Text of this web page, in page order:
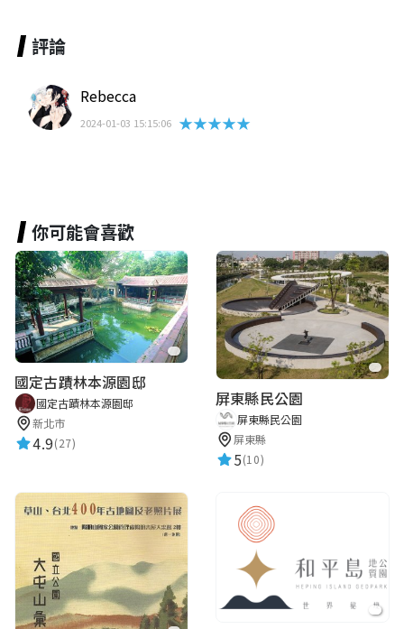
評論
Rebecca
2024-01-03 15:15:06 ★★★★★
你可能會喜歡
國定古蹟林本源園邸
國定古蹟林本源園邸
新北市
4.9(27)
屏東縣民公園
屏東縣民公園
屏東縣
5(10)